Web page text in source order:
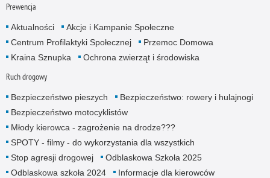
Prewencja
Aktualności
Akcje i Kampanie Społeczne
Centrum Profilaktyki Społecznej
Przemoc Domowa
Kraina Sznupka
Ochrona zwierząt i środowiska
Ruch drogowy
Bezpieczeństwo pieszych
Bezpieczeństwo: rowery i hulajnogi
Bezpieczeństwo motocyklistów
Młody kierowca - zagrożenie na drodze???
SPOTY - filmy - do wykorzystania dla wszystkich
Stop agresji drogowej
Odblaskowa Szkoła 2025
Odblaskowa szkoła 2024
Informacje dla kierowców